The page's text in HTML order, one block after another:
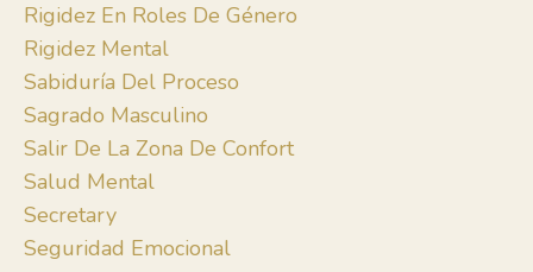
Rigidez En Roles De Género
Rigidez Mental
Sabiduría Del Proceso
Sagrado Masculino
Salir De La Zona De Confort
Salud Mental
Secretary
Seguridad Emocional